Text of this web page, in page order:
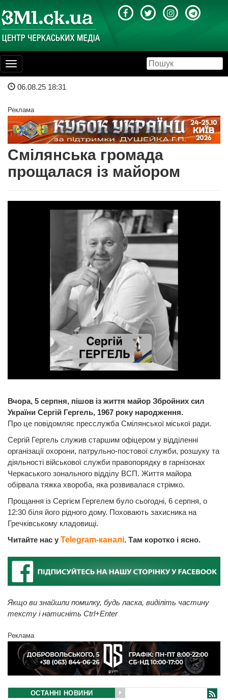
Toggle
navigation
06.08.25 18:31
Реклама
Смілянська громада
прощалася із майором
Вчора, 5 серпня, пішов із життя майор Збройних сил
України Сергій Гергель, 1967 року народження.
Про це повідомляє пресслужба Смілянської міської ради.
Сергій Гергель служив старшим офіцером у відділенні
організації охорони, патрульно-постової служби, розшуку та
діяльності військової служби правопорядку в гарнізонах
Черкаського зонального відділу ВСП. Життя майора
обірвала тяжка хвороба, яка розвивалася стрімко.
Прощання із Сергієм Гергелем було сьогодні, 6 серпня, о
12:30 біля його рідного дому. Поховають захисника на
Гречківському кладовищі.
Читайте нас у Telegram-каналі. Там коротко і ясно.
Якщо ви знайшли помилку, будь ласка, виділіть частину
тексту і натисніть Ctrl+Enter
Реклама
ОСТАННІ НОВИНИ